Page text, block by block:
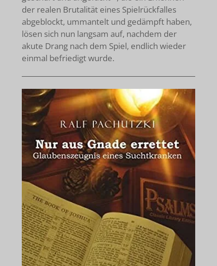
der realen Brutalität eines Spielrückfalles
abgeblockt, ummantelt und gedämpft haben,
lösen sich nun langsam auf, nachdem der
akute Drang nach dem Spiel, endlich wieder
einmal befriedigt wurde.